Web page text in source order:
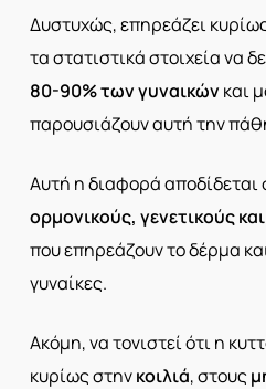
Δυστυχώς, επηρεάζει
τα στατιστικά στοιχεία να
80-90% των γυναικώνκαι
παρουσιάζουν αυτή την
Αυτή η διαφορά αποδίδεται
ορμονικούς, γενετικούς
που επηρεάζουν το δέρμα
γυναίκες.
Ακόμη, να τονιστεί ότι η
κυρίως στηνκοιλιά, στους